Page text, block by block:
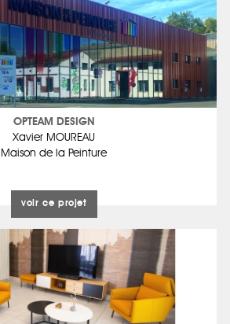
OPTEAM DESIGN
Xavier MOUREAU
Maison de la Peinture
voir ce projet